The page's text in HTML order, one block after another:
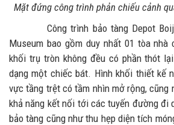
Mặt đứng công trình phản chiếu cảnh
Công trình bảo tàng Depot
Museum bao gồm duy nhất 01 tòa nhà
khối trụ tròn không đều có phần thót
dạng một chiếc bát. Hình khối thiết kế
vực tầng trệt có tầm nhìn mở rộng, cũng
khả năng kết nối tới các tuyến đường đi
bảo tàng cũng như thu hẹp diện tích